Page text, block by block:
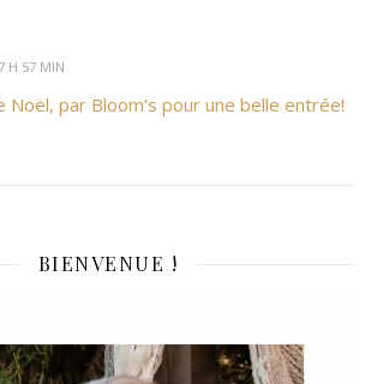
H 57 MIN
Noël, par Bloom's pour une belle entrée!
BIENVENUE !